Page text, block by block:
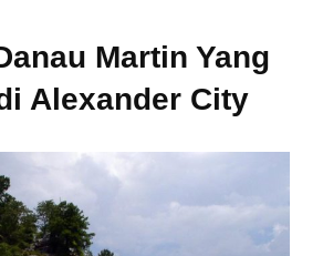
Martin Yang
Alexander City